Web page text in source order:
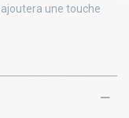
une touche